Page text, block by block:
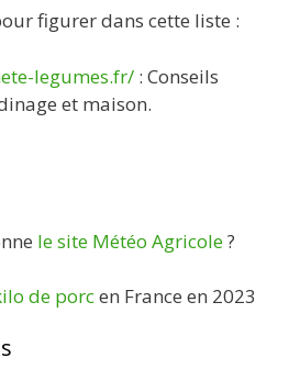
figurer dans cette liste :
legumes.fr/ : Conseils
et maison.
le site Météo Agricole?
de porcen France en 2023